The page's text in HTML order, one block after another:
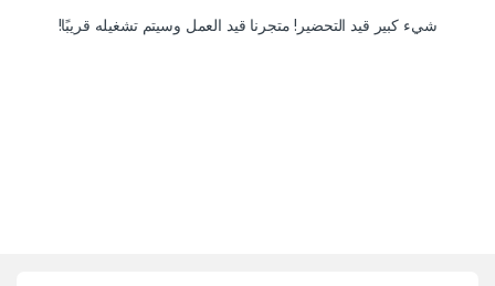
شيء كبير قيد التحضير! متجرنا قيد العمل وسيتم تشغيله قريبًا!